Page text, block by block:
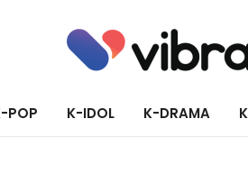
POP K-IDOL K-DRAMA